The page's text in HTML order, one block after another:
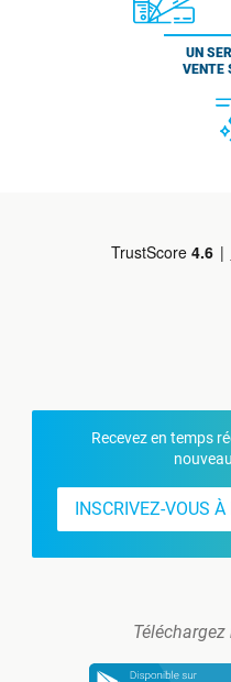
UN
VENTE
Recevez en temps
INSCRIVEZ-VOUS